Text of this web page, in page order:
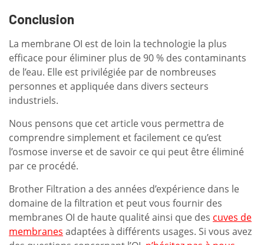
Conclusion
La membrane OI est de loin la technologie la plus
efficace pour éliminer plus de 90 % des contaminants
de l’eau. Elle est privilégiée par de nombreuses
personnes et appliquée dans divers secteurs
industriels.
Nous pensons que cet article vous permettra de
comprendre simplement et facilement ce qu’est
l’osmose inverse et de savoir ce qui peut être éliminé
par ce procédé.
Brother Filtration a des années d’expérience dans le
domaine de la filtration et peut vous fournir des
membranes OI de haute qualité ainsi que des cuves de
membranes adaptées à différents usages. Si vous avez